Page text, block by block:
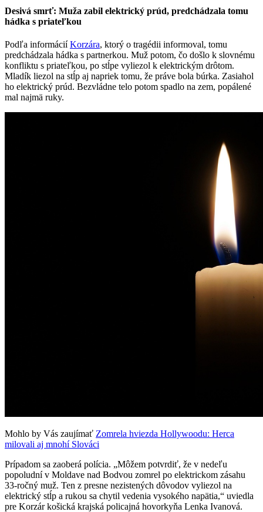
Desivá smrť: Muža zabil elektrický prúd, predchádzala tomu
hádka s priateľkou
Podľa informáciíKorzára, ktorý o tragédii informoval, tomu
predchádzala hádka s partnerkou. Muž potom, čo došlo k slovnému
konfliktu s priateľkou, po stĺpe vyliezol k elektrickým drôtom.
Mladík liezol na stĺp aj napriek tomu, že práve bola búrka. Zasiahol
ho elektrický prúd. Bezvládne telo potom spadlo na zem, popálené
mal najmä ruky.
Mohlo by Vás zaujímať Zomrela hviezda Hollywoodu: Herca
milovali aj mnohí Slováci
Prípadom sa zaoberá polícia. „Môžem potvrdiť, že v nedeľu
popoludní v Moldave nad Bodvou zomrel po elektrickom zásahu
33-ročný muž. Ten z presne nezistených dôvodov vyliezol na
elektrický stĺp a rukou sa chytil vedenia vysokého napätia,“ uviedla
pre Korzár košická krajská policajná hovorkyňa Lenka Ivanová.